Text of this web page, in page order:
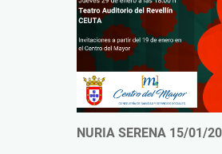
NURIA SERENA 15/01/